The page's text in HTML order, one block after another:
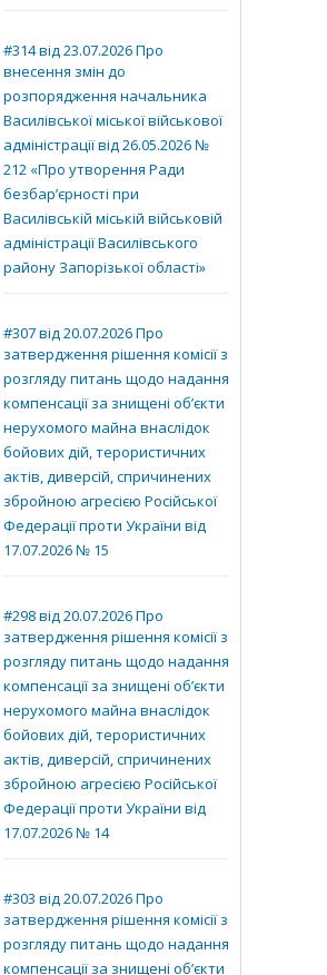
#314 від 23.07.2026 Про
внесення змін до
розпорядження начальника
Василівської міської військової
адміністрації від 26.05.2026 №
212 «Про утворення Ради
безбар’єрності при
Василівській міській військовій
адміністрації Василівського
району Запорізької області»
#307 від 20.07.2026 Про
затвердження рішення комісії з
розгляду питань щодо надання
компенсації за знищені об’єкти
нерухомого майна внаслідок
бойових дій, терористичних
актів, диверсій, спричинених
збройною агресією Російської
Федерації проти України від
17.07.2026 № 15
#298 від 20.07.2026 Про
затвердження рішення комісії з
розгляду питань щодо надання
компенсації за знищені об’єкти
нерухомого майна внаслідок
бойових дій, терористичних
актів, диверсій, спричинених
збройною агресією Російської
Федерації проти України від
17.07.2026 № 14
#303 від 20.07.2026 Про
затвердження рішення комісії з
розгляду питань щодо надання